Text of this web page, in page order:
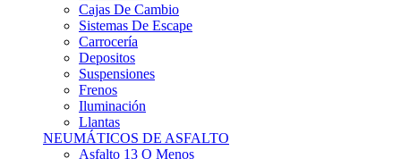
Sistemas De Escape
Carrocería
Depositos
Suspensiones
Frenos
Iluminación
Llantas
NEUMÁTICOS DE ASFALTO
Asfalto 13 O Menos
Asfalto 14p